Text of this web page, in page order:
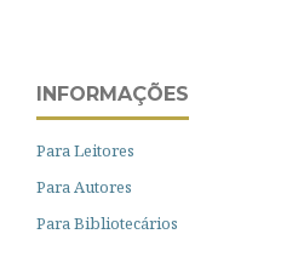
INFORMAÇÕES
Para Leitores
Para Autores
Para Bibliotecários